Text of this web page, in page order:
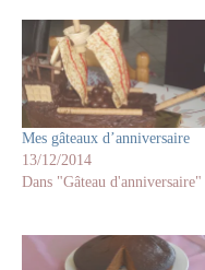
Mes gâteaux d’anniversaire
13/12/2014
Dans "Gâteau d'anniversaire"